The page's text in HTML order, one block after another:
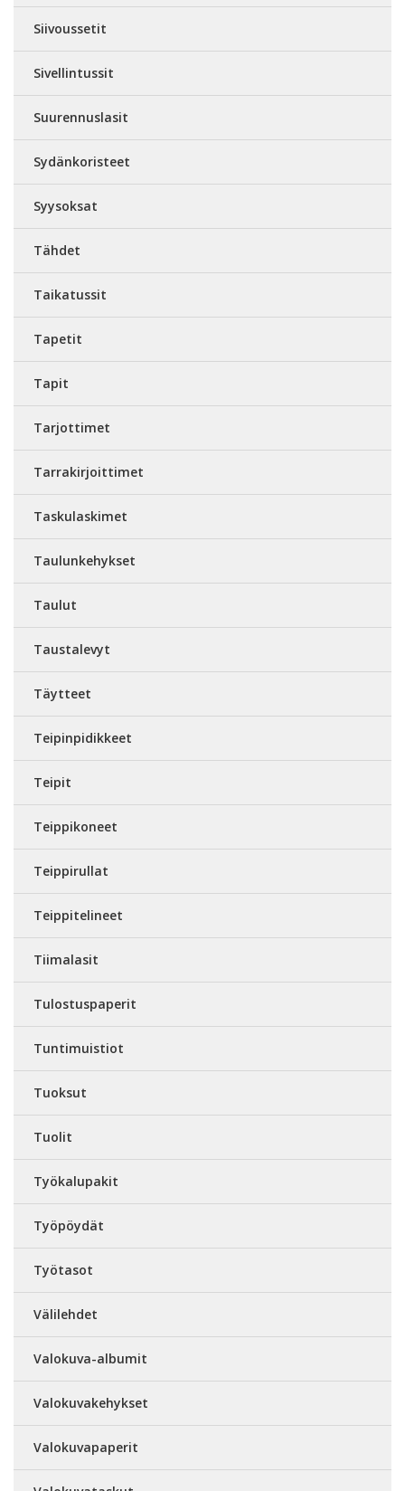
Siivoussetit
Sivellintussit
Suurennuslasit
Sydänkoristeet
Syysoksat
Tähdet
Taikatussit
Tapetit
Tapit
Tarjottimet
Tarrakirjoittimet
Taskulaskimet
Taulunkehykset
Taulut
Taustalevyt
Täytteet
Teipinpidikkeet
Teipit
Teippikoneet
Teippirullat
Teippitelineet
Tiimalasit
Tulostuspaperit
Tuntimuistiot
Tuoksut
Tuolit
Työkalupakit
Työpöydät
Työtasot
Välilehdet
Valokuva-albumit
Valokuvakehykset
Valokuvapaperit